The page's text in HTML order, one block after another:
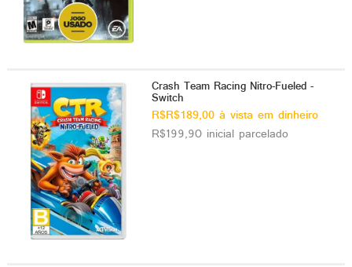
Crash Team Racing Nitro-Fueled -
Switch
R$R$189,00 à vista em dinheiro
R$199,90 inicial parcelado